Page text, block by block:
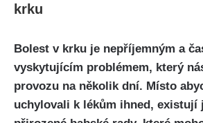
krku
Bolest ​v krku je nepříjemným a
vyskytujícím ‍problémem,​ který
provozu na několik ‍dní. Místo
uchylovali⁢ k lékům ihned, existují